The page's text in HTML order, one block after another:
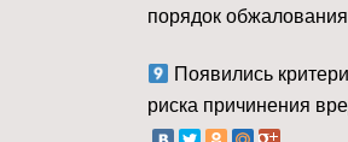
порядок
Появились
риска причинения